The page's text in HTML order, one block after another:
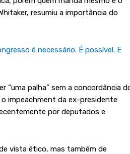
resumiu a importância do
é necessário. É possível. E
“uma palha” sem a concordância
impeachment da ex-presidente
por deputados e
vista ético, mas também de